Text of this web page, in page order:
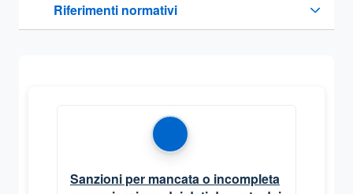
Riferimenti normativi
Sezione compressa
Sanzioni per mancata o incompleta